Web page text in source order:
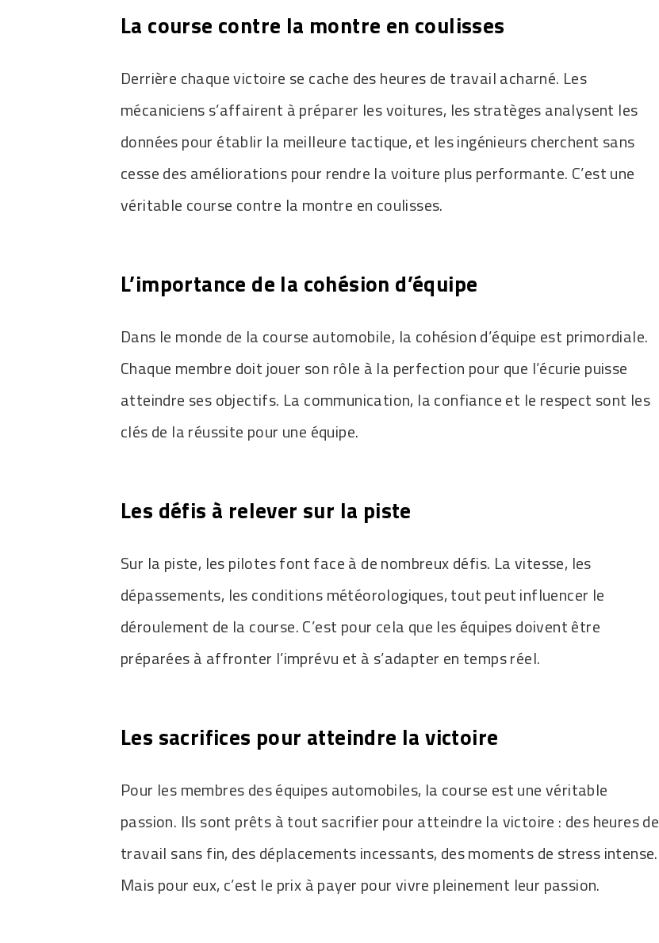
La course contre la montre en coulisses
Derrière chaque victoire se cache des heures de travail acharné. Les
mécaniciens s’affairent à préparer les voitures, les stratèges analysent les
données pour établir la meilleure tactique, et les ingénieurs cherchent sans
cesse des améliorations pour rendre la voiture plus performante. C’est une
véritable course contre la montre en coulisses.
L’importance de la cohésion d’équipe
Dans le monde de la course automobile, la cohésion d’équipe est primordiale.
Chaque membre doit jouer son rôle à la perfection pour que l’écurie puisse
atteindre ses objectifs. La communication, la confiance et le respect sont les
clés de la réussite pour une équipe.
Les défis à relever sur la piste
Sur la piste, les pilotes font face à de nombreux défis. La vitesse, les
dépassements, les conditions météorologiques, tout peut influencer le
déroulement de la course. C’est pour cela que les équipes doivent être
préparées à affronter l’imprévu et à s’adapter en temps réel.
Les sacrifices pour atteindre la victoire
Pour les membres des équipes automobiles, la course est une véritable
passion. Ils sont prêts à tout sacrifier pour atteindre la victoire : des heures de
travail sans fin, des déplacements incessants, des moments de stress intense.
Mais pour eux, c’est le prix à payer pour vivre pleinement leur passion.